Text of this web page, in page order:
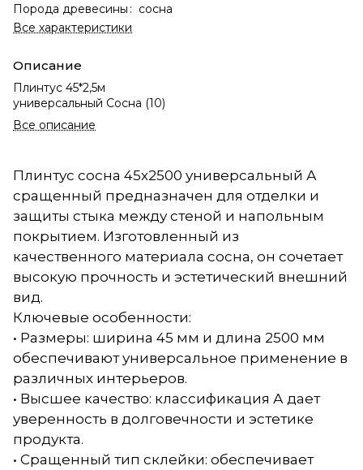
Порода древесины : сосна
Все характеристики
Описание
Плинтус 45*2,5м
универсальный Сосна (10)
Все описание
Плинтус сосна 45х2500 универсальный А
сращенный предназначен для отделки и
защиты стыка между стеной и напольным
покрытием. Изготовленный из
качественного материала сосна, он сочетает
высокую прочность и эстетический внешний
вид.
Ключевые особенности:
• Размеры: ширина 45 мм и длина 2500 мм
обеспечивают универсальное применение в
различных интерьеров.
• Высшее качество: классификация А дает
уверенность в долговечности и эстетике
продукта.
• Сращенный тип склейки: обеспечивает